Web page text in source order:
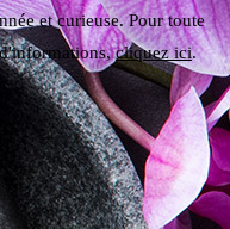
et curieuse. Pour toute
d'informations,cliquez ici.